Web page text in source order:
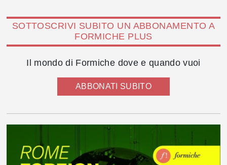
SOTTOSCRIVI SUBITO UN ABBONAMENTO A
FORMICHE PLUS
Il mondo di Formiche dove e quando vuoi
ABBONATI SUBITO